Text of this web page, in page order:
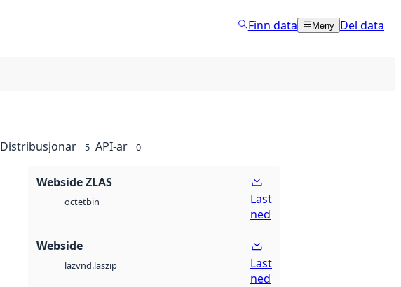
Finn data Meny Del data
Distribusjonar 5 API-ar 0
Webside ZLAS
octetbin
Last
ned
Webside
lazvnd.laszip
Last
ned